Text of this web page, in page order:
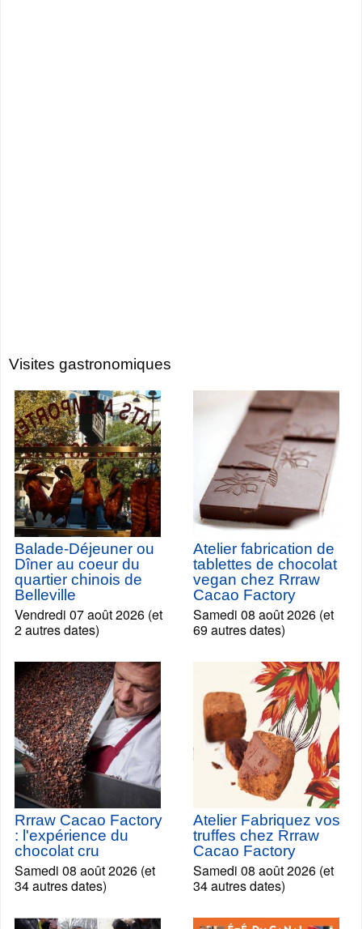
Visites gastronomiques
Balade-Déjeuner ou
Dîner au coeur du
quartier chinois de
Belleville
Vendredi 07 août 2026 (et
2 autres dates)
Atelier fabrication de
tablettes de chocolat
vegan chez Rrraw
Cacao Factory
Samedi 08 août 2026 (et
69 autres dates)
Rrraw Cacao Factory
: l'expérience du
chocolat cru
Samedi 08 août 2026 (et
34 autres dates)
Atelier Fabriquez vos
truffes chez Rrraw
Cacao Factory
Samedi 08 août 2026 (et
34 autres dates)